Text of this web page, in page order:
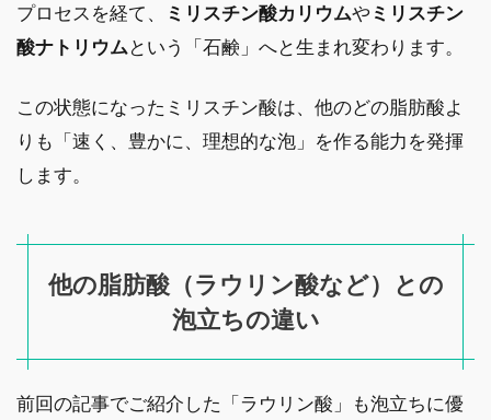
プロセスを経て、
ミリスチン酸カリウムやミリスチン
酸ナトリウムという「石鹸」へと生まれ変わります。
この状態になったミリスチン酸は、他のどの脂肪酸よ
りも「速く、豊かに、理想的な泡」を作る能力を発揮
します。
他の脂肪酸（ラウリン酸など）との
泡立ちの違い
前回の記事でご紹介した「ラウリン酸」も泡立ちに優